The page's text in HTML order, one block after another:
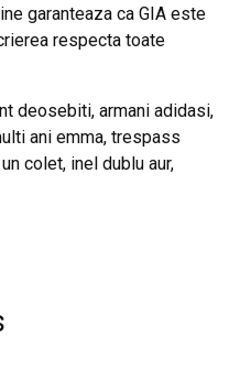
garanteaza ca GIA este
respecta toate
deosebiti, armani adidasi,
ani emma, trespass
colet, inel dublu aur,